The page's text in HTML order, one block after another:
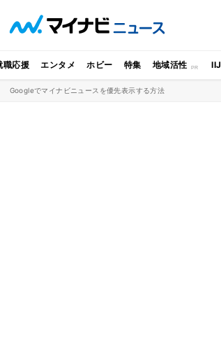
職応援 エンタメ ホビー 特集 地域活性 IIJ
Googleでマイナビニュースを優先表示する方法